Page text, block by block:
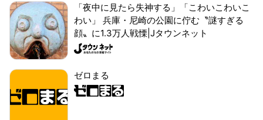
「夜中に見たら失神する」「こわいこわいこ
わい」 兵庫・尼崎の公園に佇む〝謎すぎる
顔〟に1.3万人戦慄|Jタウンネット
ゼロまる